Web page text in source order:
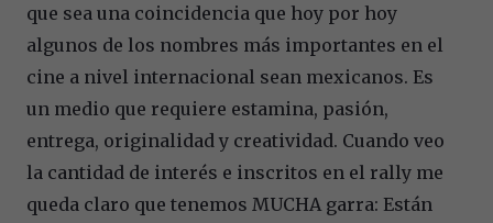
que sea una coincidencia que hoy por hoy
algunos de los nombres más importantes en el
cine a nivel internacional sean mexicanos. Es
un medio que requiere estamina, pasión,
entrega, originalidad y creatividad. Cuando veo
la cantidad de interés e inscritos en el rally me
queda claro que tenemos MUCHA garra: Están